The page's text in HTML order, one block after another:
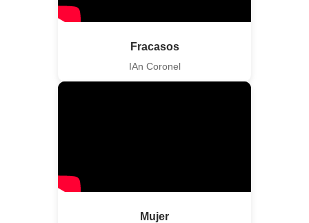
Fracasos
IAn Coronel
Mujer